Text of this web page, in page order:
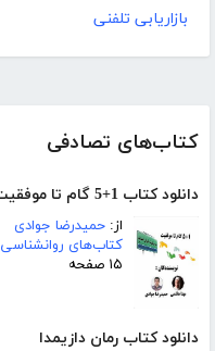
کتاب‌های تصادفی
دانلود کتاب 1+5 گام تا موفقیت
از: حمیدرضا جوادی
کتاب‌های روانشناسی
۱۵ صفحه
دانلود کتاب رمان دازیمدا
بازاریابی تلفنی